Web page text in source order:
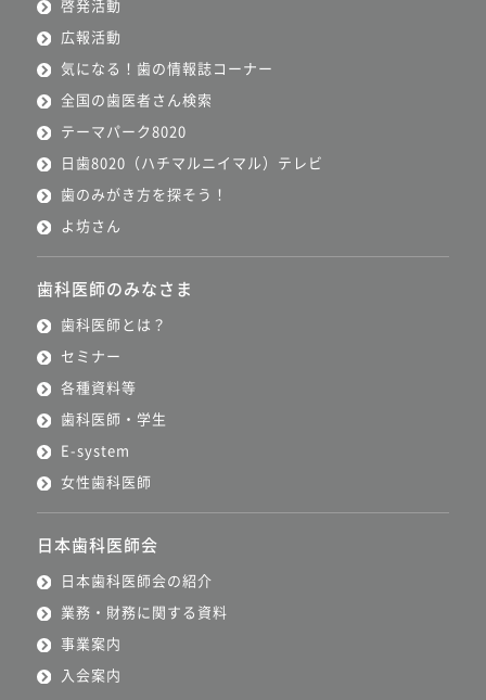
啓発活動
広報活動
気になる！歯の情報誌コーナー
全国の歯医者さん検索
テーマパーク8020
日歯8020（ハチマルニイマル）テレビ
歯のみがき方を探そう！
よ坊さん
歯科医師のみなさま
歯科医師とは？
セミナー
各種資料等
歯科医師・学生
E-system
女性歯科医師
日本歯科医師会
日本歯科医師会の紹介
業務・財務に関する資料
事業案内
入会案内